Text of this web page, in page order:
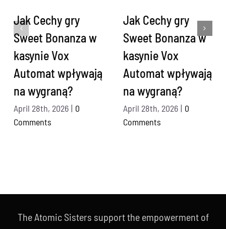
Jak Cechy gry
Sweet Bonanza w
kasynie Vox
Automat wpływają
na wygraną?
April 28th, 2026 | 0
Comments
Jak Cechy gry
Sweet Bonanza w
kasynie Vox
Automat wpływają
na wygraną?
April 28th, 2026 | 0
Comments
The Atomic Sisters support the empowerment of